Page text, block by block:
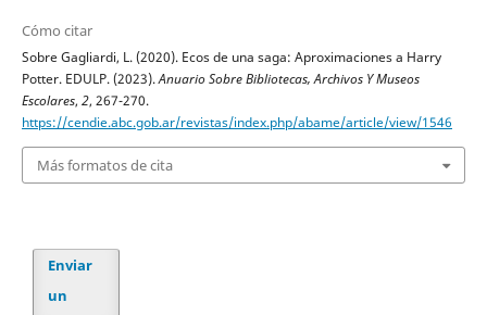
Cómo citar
Sobre Gagliardi, L. (2020). Ecos de una saga: Aproximaciones a Harry
Potter. EDULP. (2023).Anuario Sobre Bibliotecas, Archivos Y Museos
Escolares, 2, 267-270.
https://cendie.abc.gob.ar/revistas/index.php/abame/article/view/1546
Más formatos de cita
Enviar
un